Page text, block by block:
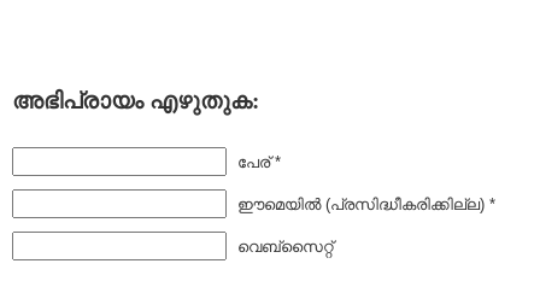
അഭിപ്രായം എഴുതുക:
പേര് *
ഈമെയില്‍ (പ്രസിദ്ധീകരിക്കില്ല) *
വെബ്സൈറ്റ്